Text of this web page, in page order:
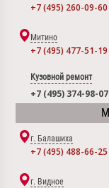
+7 (495) 260-09-60
Митино
+7 (495) 477-51-19
Кузовной ремонт
+7 (495) 374-98-07
г. Балашиха
+7 (495) 488-66-25
г. Видное